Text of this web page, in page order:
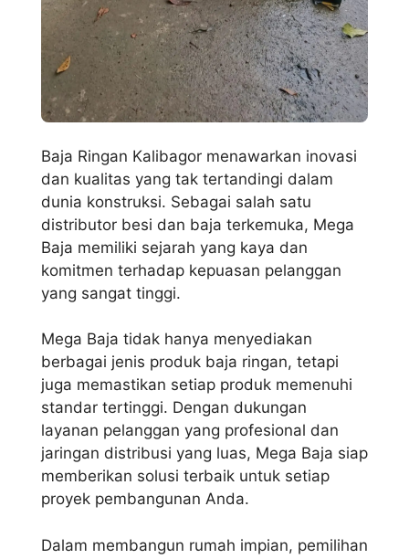
Baja Ringan Kalibagor menawarkan inovasi
dan kualitas yang tak tertandingi dalam
dunia konstruksi. Sebagai salah satu
distributor besi dan baja terkemuka, Mega
Baja memiliki sejarah yang kaya dan
komitmen terhadap kepuasan pelanggan
yang sangat tinggi.
Mega Baja tidak hanya menyediakan
berbagai jenis produk baja ringan, tetapi
juga memastikan setiap produk memenuhi
standar tertinggi. Dengan dukungan
layanan pelanggan yang profesional dan
jaringan distribusi yang luas, Mega Baja siap
memberikan solusi terbaik untuk setiap
proyek pembangunan Anda.
Dalam membangun rumah impian, pemilihan